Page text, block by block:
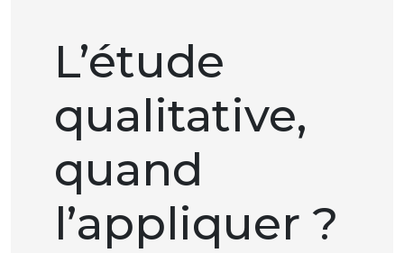
L’étude
qualitative,
quand
l’appliquer ?